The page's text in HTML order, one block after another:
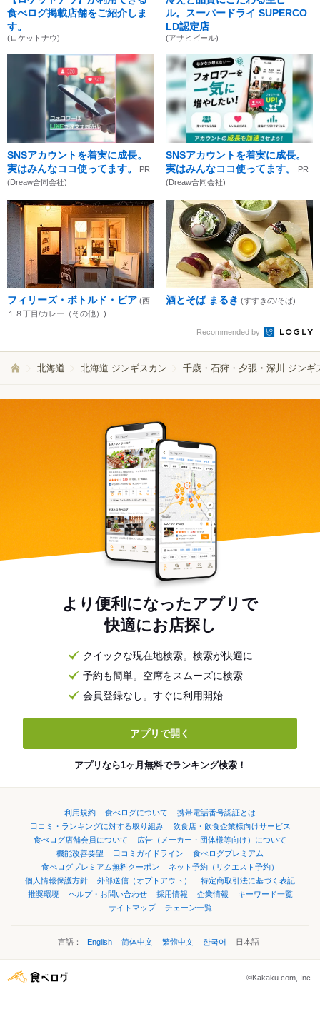
食べログ掲載店舗をご紹介しま
す。
(ロケットナウ)
ル。スーパードライ SUPERCO
LD認定店
(アサヒビール)
SNSアカウントを着実に成長。
実はみんなココ使ってます。
PR
(Dreaw合同会社)
SNSアカウントを着実に成長。
実はみんなココ使ってます。
PR
(Dreaw合同会社)
フィリーズ・ボトルド・ビア (西
１８丁目/カレー（その他）)
酒とそば まるき (すすきの/そば)
Recommended by
北海道 北海道 ジンギスカン 千歳・石狩・夕張・深川 ジンギ
より便利になったアプリで
快適にお店探し
クイックな現在地検索。検索が快適に
予約も簡単。空席をスムーズに検索
会員登録なし。すぐに利用開始
アプリで開く
アプリなら1ヶ月無料でランキング検索！
利用規約 食べログについて
携帯電話番号認証とは
口コミ・ランキングに対する取り組み
飲食店・飲食企業様向けサービス
食べログ店舗会員について
広告（メーカー・団体様等向け）について
機能改善要望
口コミガイドライン
食べログプレミアム
食べログプレミアム無料クーポン
ネット予約（リクエスト予約）
個人情報保護方針
外部送信（オプトアウト）
特定商取引法に基づく表記
推奨環境
ヘルプ・お問い合わせ 採用情報 企業情報
キーワード一覧
サイトマップ
チェーン一覧
言語： English 简体中文 繁體中文 한국어 日本語
©Kakaku.com, Inc.